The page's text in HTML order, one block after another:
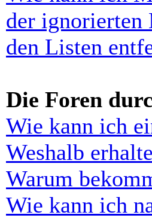
der ignorierten
den Listen
Die Foren
Wie kann ich
Weshalb
Warum
Wie kann ich